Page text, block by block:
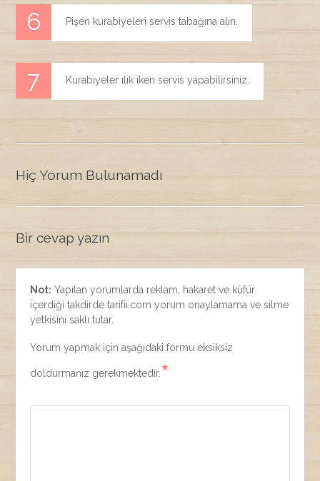
Pişen kurabiyeleri servis tabağına alın.
Kurabiyeler ılık iken servis yapabilirsiniz.
Hiç Yorum Bulunamadı
Bir cevap yazın
Not: Yapılan yorumlarda reklam, hakaret ve küfür
içerdiği takdirde tarifii.com yorum onaylamama ve silme
yetkisini saklı tutar.
Yorum yapmak için aşağıdaki formu eksiksiz
doldurmanız gerekmektedir. *